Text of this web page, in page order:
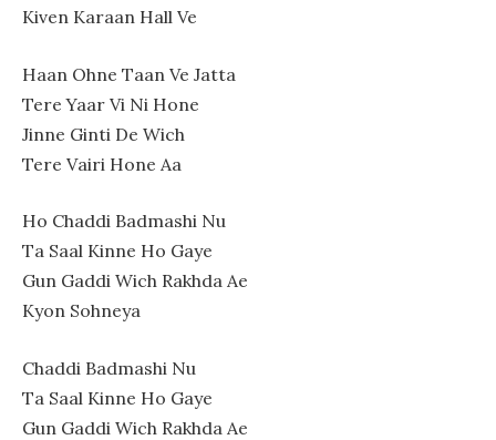
Kiven Karaan Hall Ve
Haan Ohne Taan Ve Jatta
Tere Yaar Vi Ni Hone
Jinne Ginti De Wich
Tere Vairi Hone Aa
Ho Chaddi Badmashi Nu
Ta Saal Kinne Ho Gaye
Gun Gaddi Wich Rakhda Ae
Kyon Sohneya
Chaddi Badmashi Nu
Ta Saal Kinne Ho Gaye
Gun Gaddi Wich Rakhda Ae